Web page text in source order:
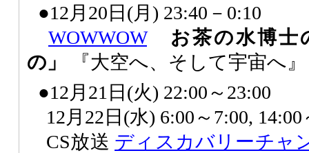
●12月20日(月) 23:40－0:10
WOWWOW
お茶の水博士
の」
『大空へ、そして宇宙へ』
●12月21日(火) 22:00～23:00
12月22日(水) 6:00～7:00,
CS放送 ディスカバリーチャ